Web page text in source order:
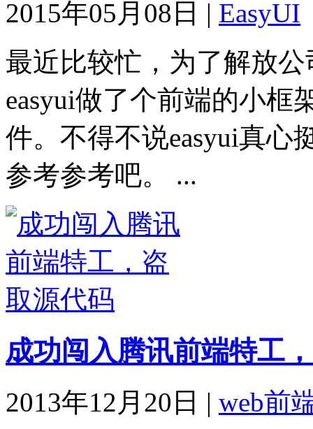
2015年05月08日 | EasyUI
最近比较忙，为了解放
easyui做了个前端的小框
件。不得不说easyui真心
参考参考吧。 ...
成功闯入腾讯前端特工
2013年12月20日 | web前